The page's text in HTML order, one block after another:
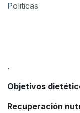
Politicas
.
Objetivos
Recuperación